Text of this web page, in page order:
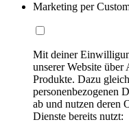
Marketing per
Mit deiner
unserer Website
Produkte. Dazu
personenbezogenen
ab und nutzen deren
Dienste bereits nutzt: